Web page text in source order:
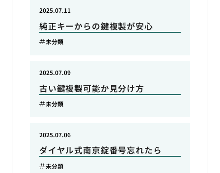
純正キーからの鍵複製が安心
2025.07.11
未分類
古い鍵複製可能か見分け方
2025.07.09
未分類
ダイヤル式南京錠番号忘れたら
2025.07.06
未分類